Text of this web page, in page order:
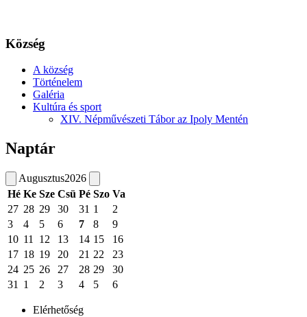
Község
A község
Történelem
Galéria
Kultúra és sport
XIV. Népművészeti Tábor az Ipoly Mentén
Naptár
Augusztus2026
Hé Ke Sze Csü Pé Szo Va
27 28 29 30 31 1
2
3
4 5 6 7 8
9
10 11 12 13 14 15
16
17 18 19 20 21 22
23
24 25 26 27 28 29
30
31
1 2 3 4 5 6
Elérhetőség